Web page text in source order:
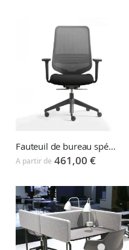
Fauteuil de bureau spécial télétravail DOT HOME
A partir de 461,00 €